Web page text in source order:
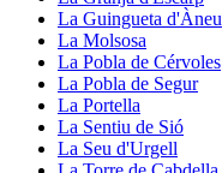
La Guingueta d'Àneu
La Molsosa
La Pobla de Cérvoles
La Pobla de Segur
La Portella
La Sentiu de Sió
La Seu d'Urgell